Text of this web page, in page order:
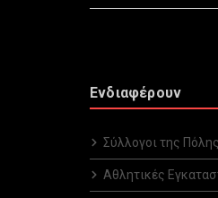
Ενδιαφέρουν
Σύλλογοι της Πόλης
Αθλητικές